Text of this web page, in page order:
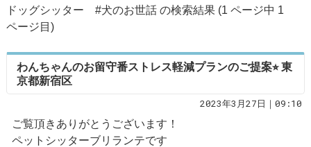
ドッグシッター #犬のお世話 の検索結果 (1 ページ中 1
ページ目)
わんちゃんのお留守番ストレス軽減プランのご提案⭐︎ 東
京都新宿区
2023年3月27日｜09:10
ご覧頂きありがとうございます！
ペットシッターブリランテです